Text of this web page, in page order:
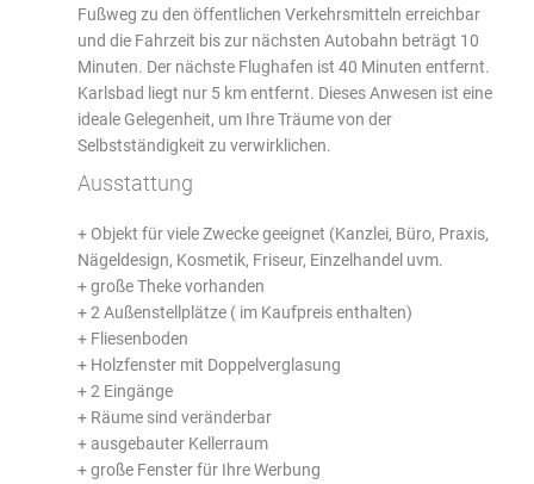
Fußweg zu den öffentlichen Verkehrsmitteln erreichbar
und die Fahrzeit bis zur nächsten Autobahn beträgt 10
Minuten. Der nächste Flughafen ist 40 Minuten entfernt.
Karlsbad liegt nur 5 km entfernt. Dieses Anwesen ist eine
ideale Gelegenheit, um Ihre Träume von der
Selbstständigkeit zu verwirklichen.
Ausstattung
+ Objekt für viele Zwecke geeignet (Kanzlei, Büro, Praxis,
Nägeldesign, Kosmetik, Friseur, Einzelhandel uvm.
+ große Theke vorhanden
+ 2 Außenstellplätze ( im Kaufpreis enthalten)
+ Fliesenboden
+ Holzfenster mit Doppelverglasung
+ 2 Eingänge
+ Räume sind veränderbar
+ ausgebauter Kellerraum
+ große Fenster für Ihre Werbung